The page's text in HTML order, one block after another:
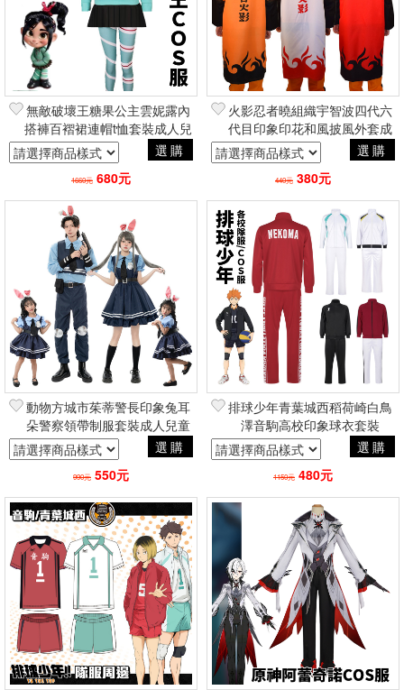
無敵破壞王糖果公主雲妮露內
搭褲百褶裙連帽t恤套裝成人兒
童 萬聖節動漫COSPLAY童裝
角色扮演
選購
1660元 680元
火影忍者曉組織宇智波四代六
代目印象印花和風披風外套成
人兒童 動漫萬聖節角色扮演
COSPLAY
選購
440元 380元
動物方城市茱蒂警長印象兔耳
朵警察領帶制服套裝成人兒童
萬聖節動漫COSPLAY童裝角
色扮演
選購
990元 550元
排球少年青葉城西稻荷崎白鳥
澤音駒高校印象球衣套裝
Cosplay運動外套長褲套裝
二次元動漫周邊潮流
選購
1150元 480元